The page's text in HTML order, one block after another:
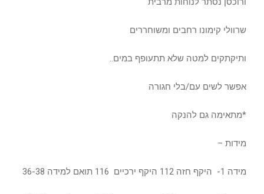
שרוולי קימונו רחבים ומשוחררים
ותיקתקים למטה שלא תתעופף במים..
אפשר לשים עם/בלי חגורה
*מתאימה גם להנקה
מידות –
מידה 1- היקף חזה 112 היקף ירכיים 116 תואם למידה 36-38